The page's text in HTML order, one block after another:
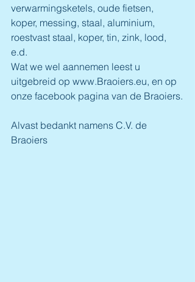
verwarmingsketels, oude fietsen,
koper, messing, staal, aluminium,
roestvast staal, koper, tin, zink, lood,
e.d.
Wat we wel aannemen leest u
uitgebreid op www.Braoiers.eu, en op
onze facebook pagina van de Braoiers.
Alvast bedankt namens C.V. de
Braoiers